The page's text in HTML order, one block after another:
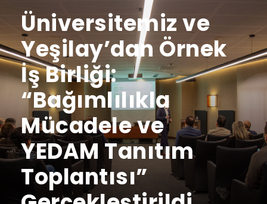
Üniversitemiz ve
Yeşilay’dan Örnek
İş Birliği:
“Bağımlılıkla
Mücadele ve
YEDAM Tanıtım
Toplantısı”